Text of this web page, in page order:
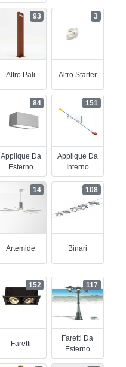
Altro Pali
93
Altro Starter
3
Applique Da
Esterno
84
Applique Da
Interno
151
Artemide
14
Binari
108
Faretti
152
Faretti Da
Esterno
117